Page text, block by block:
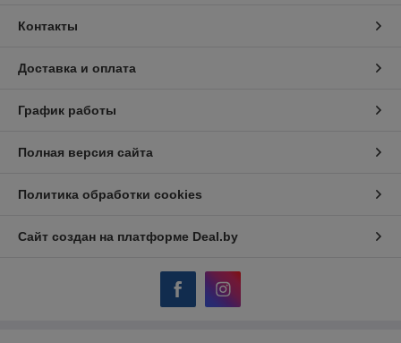
Контакты
Доставка и оплата
График работы
Полная версия сайта
Политика обработки cookies
Сайт создан на платформе Deal.by